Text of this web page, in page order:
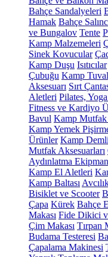
Bahçe Sandalyeleri
Hamak Bahçe
ve Bungalov Tente
Kamp Malzemeleri
Sinek Kovucular
Kamp Duşu Isıtıcılar
Çubuğu Kamp
Aksesuarı Sırt
Aletleri Pilates,
Fitness ve Kardiyo
Bavul Kamp
Kamp Yemek
Ürünler Kamp
Mutfak Aksesuarları
Aydınlatma
Kamp El Aletleri
Kamp Baltası
Bisiklet ve Scooter
Çapa Kürek Bahçe
Makası Fide Dikici
Çim Makası Tırpan
Budama Testeresi
Çapalama Makinesi